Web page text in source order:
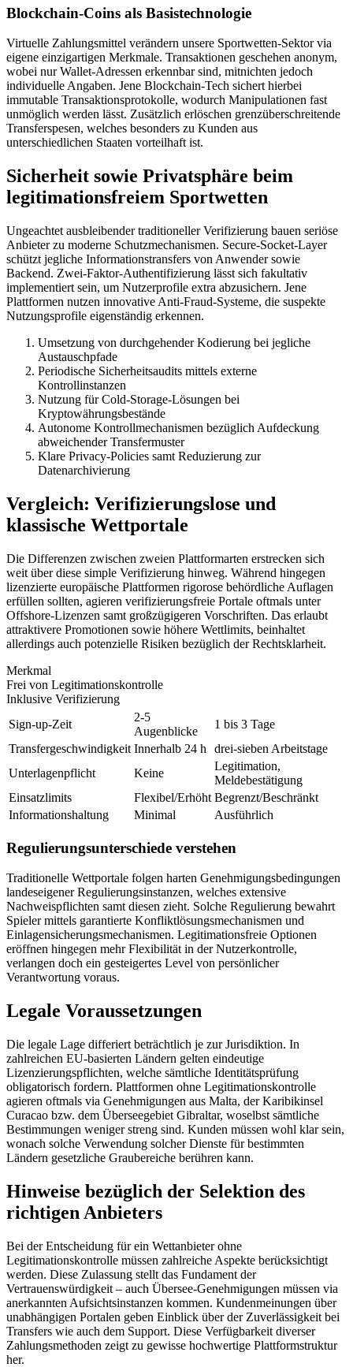
Blockchain-Coins als Basistechnologie
Virtuelle Zahlungsmittel verändern unsere Sportwetten-Sektor via
eigene einzigartigen Merkmale. Transaktionen geschehen anonym,
wobei nur Wallet-Adressen erkennbar sind, mitnichten jedoch
individuelle Angaben. Jene Blockchain-Tech sichert hierbei
immutable Transaktionsprotokolle, wodurch Manipulationen fast
unmöglich werden lässt. Zusätzlich erlöschen grenzüberschreitende
Transferspesen, welches besonders zu Kunden aus
unterschiedlichen Staaten vorteilhaft ist.
Sicherheit sowie Privatsphäre beim
legitimationsfreiem Sportwetten
Ungeachtet ausbleibender traditioneller Verifizierung bauen seriöse
Anbieter zu moderne Schutzmechanismen. Secure-Socket-Layer
schützt jegliche Informationstransfers von Anwender sowie
Backend. Zwei-Faktor-Authentifizierung lässt sich fakultativ
implementiert sein, um Nutzerprofile extra abzusichern. Jene
Plattformen nutzen innovative Anti-Fraud-Systeme, die suspekte
Nutzungsprofile eigenständig erkennen.
Umsetzung von durchgehender Kodierung bei jegliche
Austauschpfade
Periodische Sicherheitsaudits mittels externe
Kontrollinstanzen
Nutzung für Cold-Storage-Lösungen bei
Kryptowährungsbestände
Autonome Kontrollmechanismen bezüglich Aufdeckung
abweichender Transfermuster
Klare Privacy-Policies samt Reduzierung zur
Datenarchivierung
Vergleich: Verifizierungslose und
klassische Wettportale
Die Differenzen zwischen zweien Plattformarten erstrecken sich
weit über diese simple Verifizierung hinweg. Während hingegen
lizenzierte europäische Plattformen rigorose behördliche Auflagen
erfüllen sollten, agieren verifizierungsfreie Portale oftmals unter
Offshore-Lizenzen samt großzügigeren Vorschriften. Das erlaubt
attraktivere Promotionen sowie höhere Wettlimits, beinhaltet
allerdings auch potenzielle Risiken bezüglich der Rechtsklarheit.
Merkmal
Frei von Legitimationskontrolle
Inklusive Verifizierung
Sign-up-Zeit
2-5
Augenblicke
1 bis 3 Tage
Transfergeschwindigkeit Innerhalb 24 h
drei-sieben Arbeitstage
Unterlagenpflicht
Keine
Legitimation,
Meldebestätigung
Einsatzlimits
Flexibel/Erhöht Begrenzt/Beschränkt
Informationshaltung
Minimal Ausführlich
Regulierungsunterschiede verstehen
Traditionelle Wettportale folgen harten Genehmigungsbedingungen
landeseigener Regulierungsinstanzen, welches extensive
Nachweispflichten samt diesen zieht. Solche Regulierung bewahrt
Spieler mittels garantierte Konfliktlösungsmechanismen und
Einlagensicherungsmechanismen. Legitimationsfreie Optionen
eröffnen hingegen mehr Flexibilität in der Nutzerkontrolle,
verlangen doch ein gesteigertes Level von persönlicher
Verantwortung voraus.
Legale Voraussetzungen
Die legale Lage differiert beträchtlich je zur Jurisdiktion. In
zahlreichen EU-basierten Ländern gelten eindeutige
Lizenzierungspflichten, welche sämtliche Identitätsprüfung
obligatorisch fordern. Plattformen ohne Legitimationskontrolle
agieren oftmals via Genehmigungen aus Malta, der Karibikinsel
Curacao bzw. dem Überseegebiet Gibraltar, woselbst sämtliche
Bestimmungen weniger streng sind. Kunden müssen wohl klar sein,
wonach solche Verwendung solcher Dienste für bestimmten
Ländern gesetzliche Graubereiche berühren kann.
Hinweise bezüglich der Selektion des
richtigen Anbieters
Bei der Entscheidung für ein Wettanbieter ohne
Legitimationskontrolle müssen zahlreiche Aspekte berücksichtigt
werden. Diese Zulassung stellt das Fundament der
Vertrauenswürdigkeit – auch Übersee-Genehmigungen müssen via
anerkannten Aufsichtsinstanzen kommen. Kundenmeinungen über
unabhängigen Portalen geben Einblick über der Zuverlässigkeit bei
Transfers wie auch dem Support. Diese Verfügbarkeit diverser
Zahlungsmethoden zeigt zu gewisse hochwertige Plattformstruktur
her.